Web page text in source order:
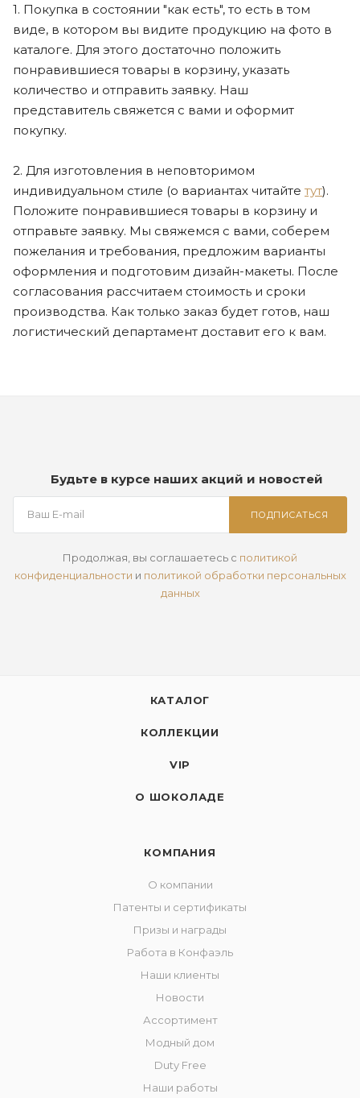
1. Покупка в состоянии "как есть", то есть в том
виде, в котором вы видите продукцию на фото в
каталоге. Для этого достаточно положить
понравившиеся товары в корзину, указать
количество и отправить заявку. Наш
представитель свяжется с вами и оформит
покупку.
2. Для изготовления в неповторимом
индивидуальном стиле (о вариантах читайте тут).
Положите понравившиеся товары в корзину и
отправьте заявку. Мы свяжемся с вами, соберем
пожелания и требования, предложим варианты
оформления и подготовим дизайн-макеты. После
согласования рассчитаем стоимость и сроки
производства. Как только заказ будет готов, наш
логистический департамент доставит его к вам.
Будьте в курсе наших акций и новостей
ПОДПИСАТЬСЯ
Продолжая, вы соглашаетесь с политикой
конфиденциальности и политикой обработки персональных
данных
КАТАЛОГ
КОЛЛЕКЦИИ
VIP
О ШОКОЛАДЕ
КОМПАНИЯ
О компании
Патенты и сертификаты
Призы и награды
Работа в Конфаэль
Наши клиенты
Новости
Ассортимент
Модный дом
Duty Free
Наши работы